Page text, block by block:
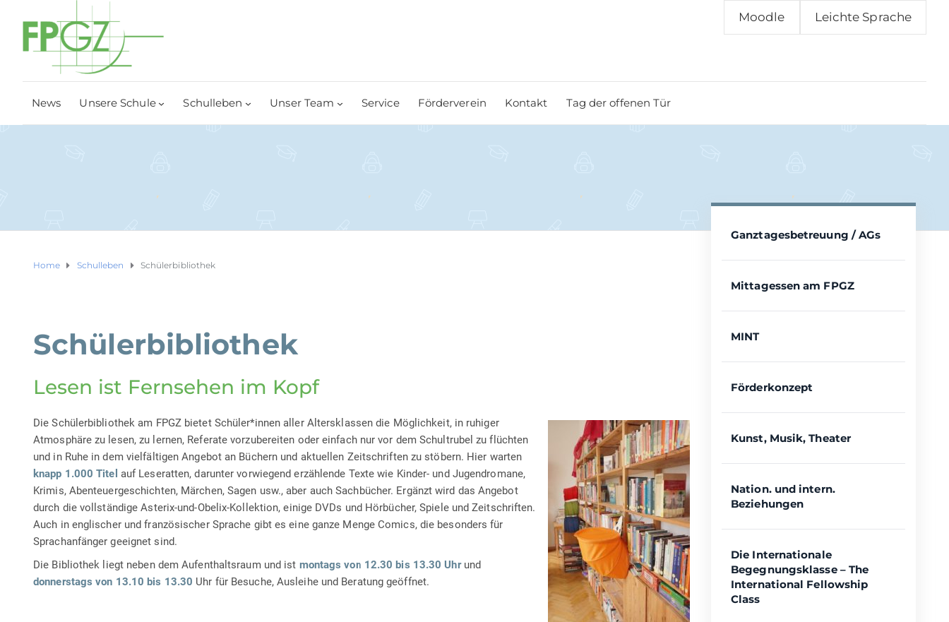
Moodle Leichte Sprache
News Unsere Schule Schulleben Unser Team Service Förderverein Kontakt Tag der offenen Tür
Home Schulleben Schülerbibliothek
Schülerbibliothek
Lesen ist Fernsehen im Kopf
Die Schülerbibliothek am FPGZ bietet Schüler*innen aller Altersklassen die Möglichkeit, in ruhiger
Atmosphäre zu lesen, zu lernen, Referate vorzubereiten oder einfach nur vor dem Schultrubel zu flüchten
und in Ruhe in dem vielfältigen Angebot an Büchern und aktuellen Zeitschriften zu stöbern. Hier warten
knapp 1.000 Titel auf Leseratten, darunter vorwiegend erzählende Texte wie Kinder- und Jugendromane,
Krimis, Abenteuergeschichten, Märchen, Sagen usw., aber auch Sachbücher. Ergänzt wird das Angebot
durch die vollständige Asterix-und-Obelix-Kollektion, einige DVDs und Hörbücher, Spiele und Zeitschriften.
Auch in englischer und französischer Sprache gibt es eine ganze Menge Comics, die besonders für
Sprachanfänger geeignet sind.
Die Bibliothek liegt neben dem Aufenthaltsraum und ist montags von 12.30 bis 13.30 Uhrund
donnerstags von 13.10 bis 13.30 Uhr für Besuche, Ausleihe und Beratung geöffnet.
Ganztagesbetreuung / AGs
Mittagessen am FPGZ
MINT
Förderkonzept
Kunst, Musik, Theater
Nation. und intern.
Beziehungen
Die Internationale
Begegnungsklasse – The
International Fellowship
Class